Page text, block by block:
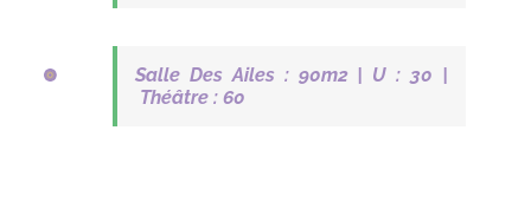
Salle Des Ailes : 90m2 | U : 30 |
Théâtre : 60